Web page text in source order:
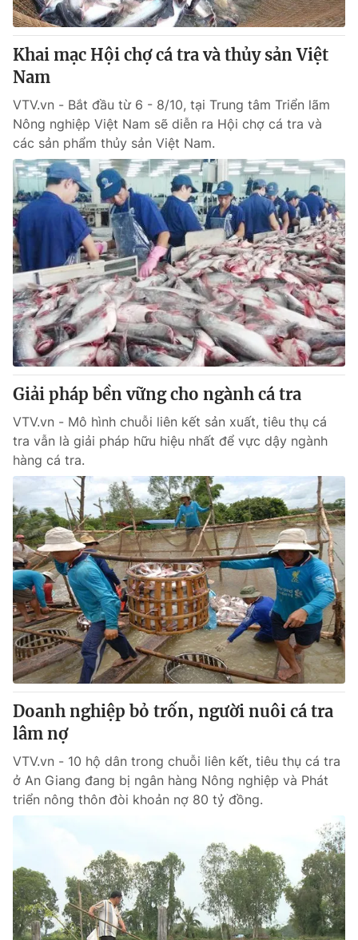
® Cấm sao chép dưới mọi hình thức nếu không có sự chấp
thuận bằng văn bản. Ghi rõ nguồn VTV.vn khi phát hành lại
thông tin từ website này.
Khai mạc Hội chợ cá tra và thủy sản Việt
Nam
VTV.vn - Bắt đầu từ 6 - 8/10, tại Trung tâm Triển lãm
Nông nghiệp Việt Nam sẽ diễn ra Hội chợ cá tra và
các sản phẩm thủy sản Việt Nam.
Giải pháp bền vững cho ngành cá tra
VTV.vn - Mô hình chuỗi liên kết sản xuất, tiêu thụ cá
tra vẫn là giải pháp hữu hiệu nhất để vực dậy ngành
hàng cá tra.
Doanh nghiệp bỏ trốn, người nuôi cá tra
lâm nợ
VTV.vn - 10 hộ dân trong chuỗi liên kết, tiêu thụ cá tra
ở An Giang đang bị ngân hàng Nông nghiệp và Phát
triển nông thôn đòi khoản nợ 80 tỷ đồng.